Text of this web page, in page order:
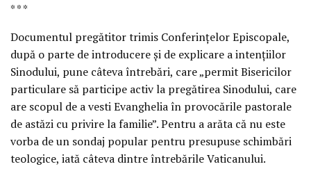
* * *
Documentul pregătitor trimis Conferinţelor Episcopale,
după o parte de introducere şi de explicare a intenţiilor
Sinodului, pune câteva întrebări, care „permit Bisericilor
particulare să participe activ la pregătirea Sinodului, care
are scopul de a vesti Evanghelia în provocările pastorale
de astăzi cu privire la familie”. Pentru a arăta că nu este
vorba de un sondaj popular pentru presupuse schimbări
teologice, iată câteva dintre întrebările Vaticanului.